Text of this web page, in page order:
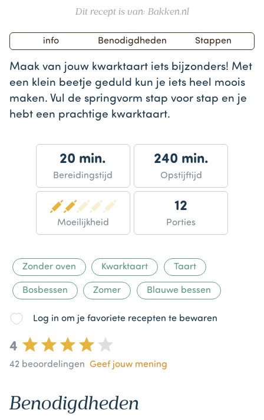
Dit recept is van: Bakken.nl
info Benodigdheden Stappen
Maak van jouw kwarktaart iets bijzonders! Met
een klein beetje geduld kun je iets heel moois
maken. Vul de springvorm stap voor stap en je
hebt een prachtige kwarktaart.
20 min.
Bereidingstijd
240 min.
Opstijftijd
Moeilijkheid
12
Porties
Zonder oven Kwarktaart Taart
Bosbessen Zomer Blauwe bessen
Log in om je favoriete recepten te bewaren
4
42 beoordelingen Geef jouw mening
Benodigdheden